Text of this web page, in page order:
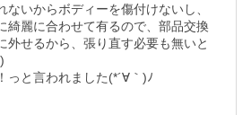
ないからボディーを傷付けないし、
綺麗に合わせて有るので、部品交換
外せるから、張り直す必要も無いと